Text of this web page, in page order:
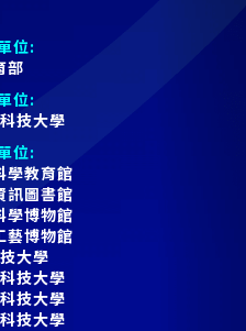
位:
部
位:
技大學
位:
學教育館
訊圖書館
學博物館
藝博物館
大學
技大學
技大學
技大學